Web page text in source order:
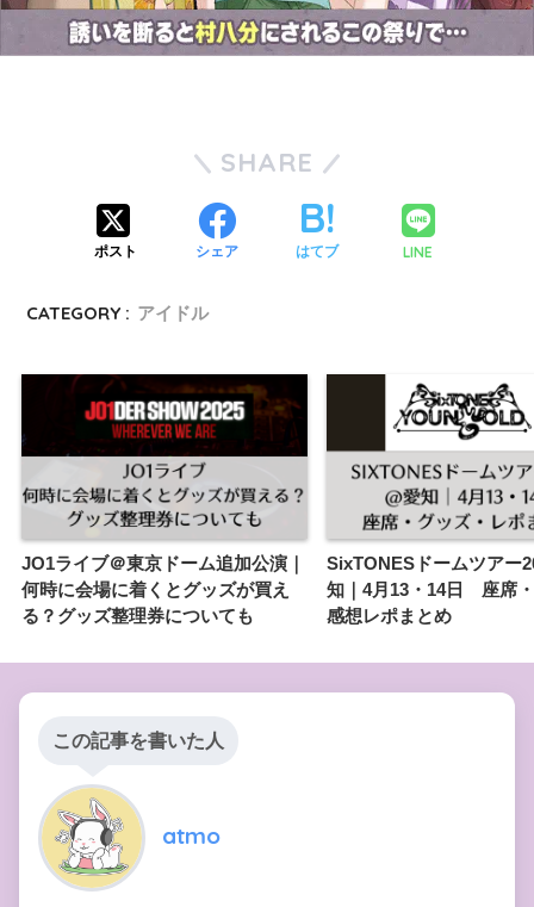
SHARE
ポスト シェア はてブ LINE
CATEGORY : アイドル
JO1ライブ＠東京ドーム追加公演｜
何時に会場に着くとグッズが買え
る？グッズ整理券についても
SixTONESドームツアー
知｜4月13・14日 座席
感想レポまとめ
この記事を書いた人
atmo